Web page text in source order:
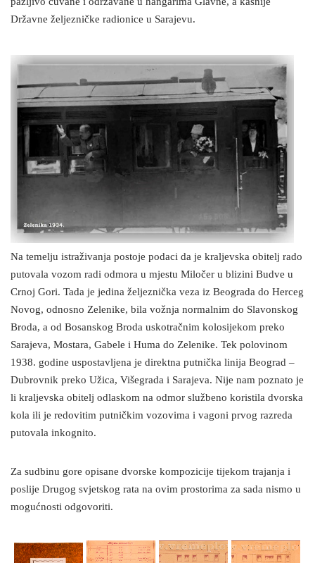
Državne željezničke radionice u Sarajevu.
Na temelju istraživanja postoje podaci da je kraljevska obitelj rado
putovala vozom radi odmora u mjestu Miločer u blizini Budve u
Crnoj Gori. Tada je jedina željeznička veza iz Beograda do Herceg
Novog, odnosno Zelenike, bila vožnja normalnim do Slavonskog
Broda, a od Bosanskog Broda uskotračnim kolosijekom preko
Sarajeva, Mostara, Gabele i Huma do Zelenike. Tek polovinom
1938. godine uspostavljena je direktna putnička linija Beograd –
Dubrovnik preko Užica, Višegrada i Sarajeva. Nije nam poznato je
li kraljevska obitelj odlaskom na odmor službeno koristila dvorska
kola ili je redovitim putničkim vozovima i vagoni prvog razreda
putovala inkognito.
Za sudbinu gore opisane dvorske kompozicije tijekom trajanja i
poslije Drugog svjetskog rata na ovim prostorima za sada nismo u
mogućnosti odgovoriti.